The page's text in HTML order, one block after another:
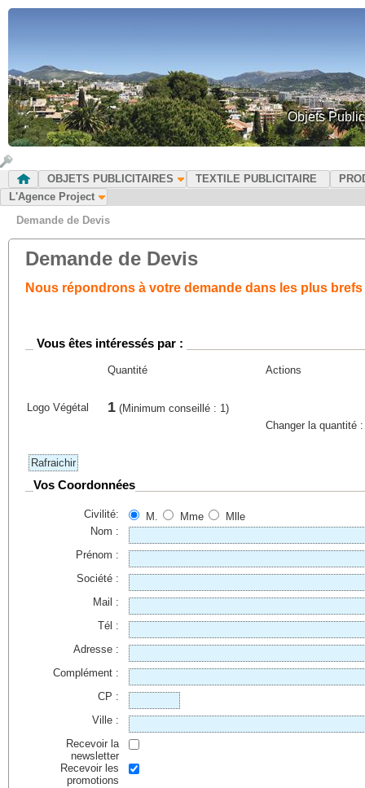
Objets
OBJETS PUBLICITAIRES TEXTILE PUBLICITAIRE
L'Agence Project
Demande de Devis
Demande de Devis
Nous répondrons à votre demande dans les plus brefs
Vous êtes intéressés par :
Quantité Actions
Logo Végétal 1 (Minimum conseillé : 1)
Changer la quantité
Vos Coordonnées
Civilité: M. Mme
Mlle
Nom :
Prénom :
Société :
Mail :
Tél :
Adresse :
Complément :
CP :
Ville :
Recevoir la
newsletter
Recevoir les
promotions